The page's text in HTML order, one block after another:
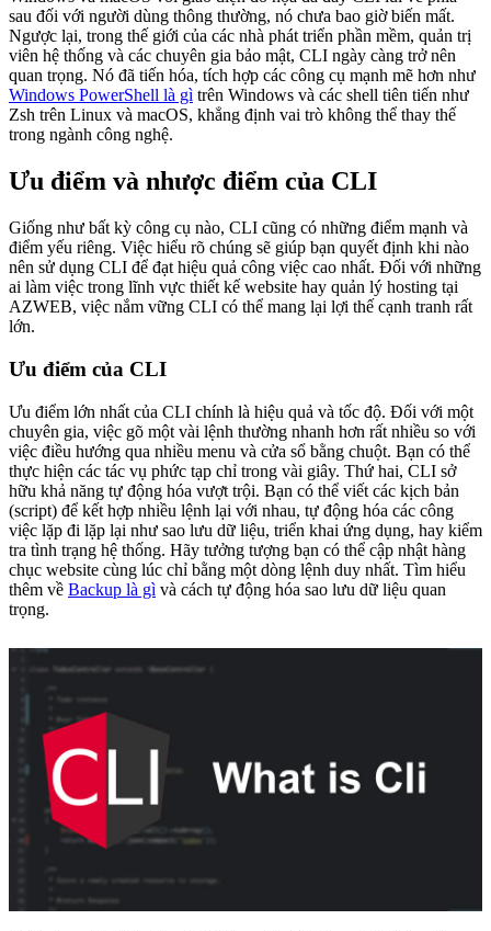
sau đối với người dùng thông thường, nó chưa bao giờ biến mất.
Ngược lại, trong thế giới của các nhà phát triển phần mềm, quản trị
viên hệ thống và các chuyên gia bảo mật, CLI ngày càng trở nên
quan trọng. Nó đã tiến hóa, tích hợp các công cụ mạnh mẽ hơn như
Windows PowerShell là gì trên Windows và các shell tiên tiến như
Zsh trên Linux và macOS, khẳng định vai trò không thể thay thế
trong ngành công nghệ.
Ưu điểm và nhược điểm của CLI
Giống như bất kỳ công cụ nào, CLI cũng có những điểm mạnh và
điểm yếu riêng. Việc hiểu rõ chúng sẽ giúp bạn quyết định khi nào
nên sử dụng CLI để đạt hiệu quả công việc cao nhất. Đối với những
ai làm việc trong lĩnh vực thiết kế website hay quản lý hosting tại
AZWEB, việc nắm vững CLI có thể mang lại lợi thế cạnh tranh rất
lớn.
Ưu điểm của CLI
Ưu điểm lớn nhất của CLI chính là hiệu quả và tốc độ. Đối với một
chuyên gia, việc gõ một vài lệnh thường nhanh hơn rất nhiều so với
việc điều hướng qua nhiều menu và cửa sổ bằng chuột. Bạn có thể
thực hiện các tác vụ phức tạp chỉ trong vài giây. Thứ hai, CLI sở
hữu khả năng tự động hóa vượt trội. Bạn có thể viết các kịch bản
(script) để kết hợp nhiều lệnh lại với nhau, tự động hóa các công
việc lặp đi lặp lại như sao lưu dữ liệu, triển khai ứng dụng, hay kiểm
tra tình trạng hệ thống. Hãy tưởng tượng bạn có thể cập nhật hàng
chục website cùng lúc chỉ bằng một dòng lệnh duy nhất. Tìm hiểu
thêm về Backup là gì và cách tự động hóa sao lưu dữ liệu quan
trọng.